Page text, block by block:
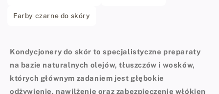
Farby czarne do skóry
Kondycjonery do skór to specjalistyczne preparaty
na bazie naturalnych olejów, tłuszczów i wosków,
których głównym zadaniem jest głębokie
odżywienie, nawilżenie oraz zabezpieczenie włókien